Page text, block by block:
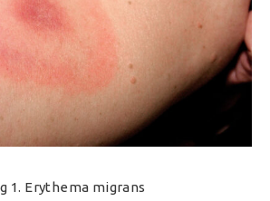
1. Erythema migrans